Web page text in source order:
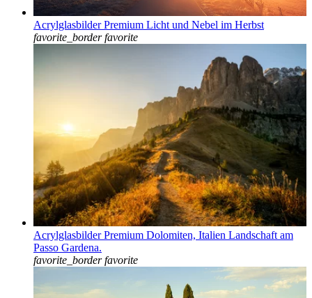
Acrylglasbilder Premium Licht und Nebel im Herbst
favorite_border favorite
Acrylglasbilder Premium Dolomiten, Italien Landschaft am
Passo Gardena.
favorite_border favorite